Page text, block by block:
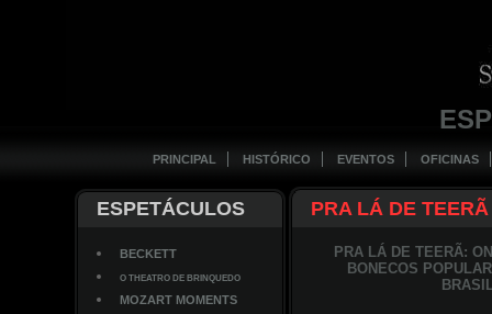
PRINCIPAL HISTÓRICO EVENTOS OFICINAS
ESPETÁCULOS
BECKETT
O THEATRO DE BRINQUEDO
MOZART MOMENTS
PRA LÁ DE TEERÃ
PRA LÁ DE TEERÃ:
BONECOS